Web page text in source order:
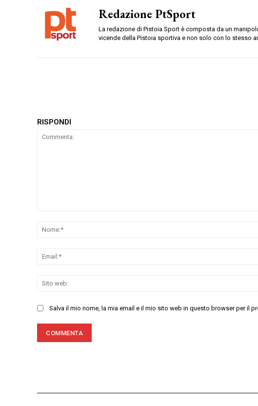
Redazione PtSport
La redazione di Pistoia Sport è composta da un
vicende della Pistoia sportiva e non solo con lo stesso
RISPONDI
Salva il mio nome, la mia email e il mio sito web in questo browser per il